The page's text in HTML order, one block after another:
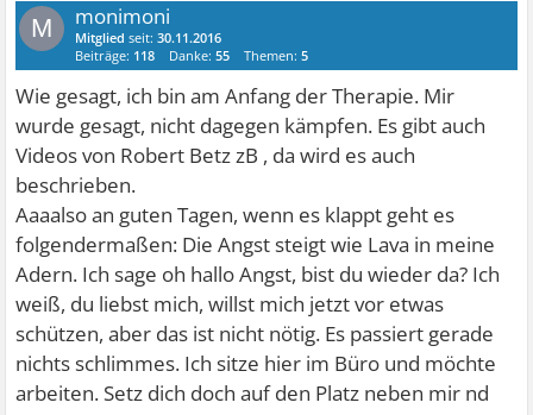
M monimoni
Mitglied seit:30.11.2016
Beiträge: 118 Danke:55 Themen:5
Wie gesagt, ich bin am Anfang der Therapie. Mir
wurde gesagt, nicht dagegen kämpfen. Es gibt auch
Videos von Robert Betz zB , da wird es auch
beschrieben.
Aaaalso an guten Tagen, wenn es klappt geht es
folgendermaßen: Die Angst steigt wie Lava in meine
Adern. Ich sage oh hallo Angst, bist du wieder da? Ich
weiß, du liebst mich, willst mich jetzt vor etwas
schützen, aber das ist nicht nötig. Es passiert gerade
nichts schlimmes. Ich sitze hier im Büro und möchte
arbeiten. Setz dich doch auf den Platz neben mir nd